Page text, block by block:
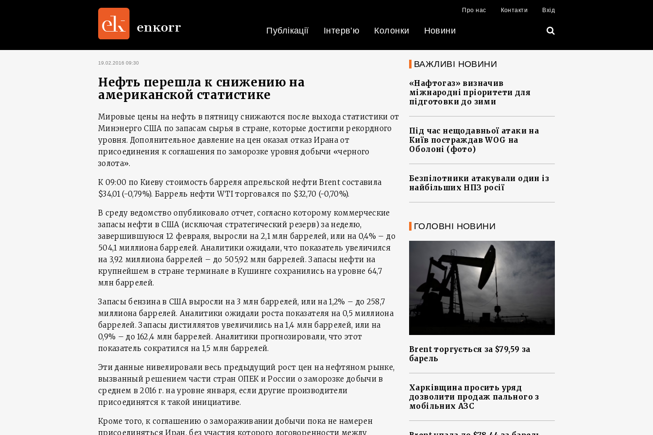
Про нас Контакти Вхід
Публікації Інтерв’ю Колонки Новини
19.02.2016 09:30
Нефть перешла к снижению на
американской статистике
Мировые цены на нефть в пятницу снижаются после выхода статистики от
Минэнерго США по запасам сырья в стране, которые достигли рекордного
уровня. Дополнительное давление на цен оказал отказ Ирана от
присоединения к соглашения по заморозке уровня добычи «черного
золота».
К 09:00 по Киеву стоимость барреля апрельской нефти Brent составила
$34,01 (-0,79%). Баррель нефти WTI торговался по $32,70 (-0,70%).
В среду ведомство опубликовало отчет, согласно которому коммерческие
запасы нефти в США (исключая стратегический резерв) за неделю,
завершившуюся 12 февраля, выросли на 2,1 млн баррелей, или на 0,4% – до
504,1 миллиона баррелей. Аналитики ожидали, что показатель увеличился
на 3,92 миллиона баррелей – до 505,92 млн баррелей. Запасы нефти на
крупнейшем в стране терминале в Кушинге сохранились на уровне 64,7
млн баррелей.
Запасы бензина в США выросли на 3 млн баррелей, или на 1,2% – до 258,7
миллиона баррелей. Аналитики ожидали роста показателя на 0,5 миллиона
баррелей. Запасы дистиллятов увеличились на 1,4 млн баррелей, или на
0,9% – до 162,4 млн баррелей. Аналитики прогнозировали, что этот
показатель сократился на 1,5 млн баррелей.
Эти данные нивелировали весь предыдущий рост цен на нефтяном рынке,
вызванный решением части стран ОПЕК и России о заморозке добычи в
среднем в 2016 г. на уровне января, если другие производители
присоединятся к такой инициативе.
Кроме того, к соглашению о замораживании добычи пока не намерен
присоединяться Иран, без участия которого договоренности между
ВАЖЛИВІ НОВИНИ
«Нафтогаз» визначив
міжнародні пріоритети для
підготовки до зими
Під час нещодавньої атаки на
Київ постраждав WOG на
Оболоні (фото)
Безпілотники атакували один із
найбільших НПЗ росії
ГОЛОВНІ НОВИНИ
Brent торгується за $79,59 за
барель
Харківщина просить уряд
дозволити продаж пального з
мобільних АЗС